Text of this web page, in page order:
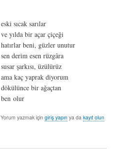
eski sıcak sarılar
ve yılda bir açar çiçeği
hatırlar beni, güzler unutur
sen derim esen rüzgâra
susar şarkısı, üzülürüz
ama kaç yaprak diyorum
dökülünce bir ağaçtan
ben olur
Yorum yazmak için giriş yapınya da kayıt olun